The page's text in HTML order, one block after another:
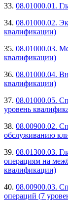
33. 08.01000.01.
34. 08.01000.02.
квалификации)
35. 08.01000.03.
квалификации)
36. 08.01000.04.
квалификации)
37. 08.01000.05.
уровень
38. 08.00900.02.
обслуживанию
39. 08.01300.03.
операциям на
квалификации)
40. 08.00900.03.
операций (7